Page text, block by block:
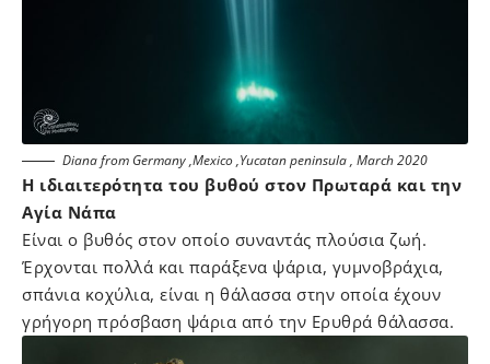
Diana from Germany ,Mexico ,Yucatan peninsula , March 2020
Η ιδιαιτερότητα του βυθού στον Πρωταρά και την
Αγία Νάπα
Είναι ο βυθός στον οποίο συναντάς πλούσια ζωή.
Έρχονται πολλά και παράξενα ψάρια, γυμνοβράχια,
σπάνια κοχύλια, είναι η θάλασσα στην οποία έχουν
γρήγορη πρόσβαση ψάρια από την Ερυθρά θάλασσα.